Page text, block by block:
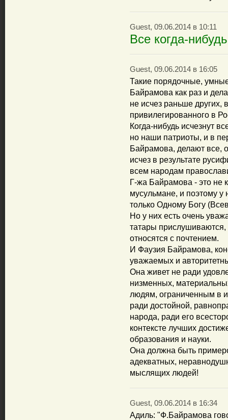
Guest, 09.06.2014 в 10:11
Все когда-
Guest, 09.06.2014 в 16:05
Такие порядочные,
Байрамова как раз и
не исчез раньше других,
привилегированного в
Когда-нибудь исчезнут
но наши патриоты, и в
Байрамова, делают все,
исчез в результате
всем народам
Г-жа Байрамова - это не
мусульмане, и поэтому у
только Одному Богу
Но у них есть очень
татары прислушиваются,
относятся с почтением.
И Фаузия Байрамова,
уважаемых и
Она живет не ради
низменных,
людям, ограниченным в
ради достойной,
народа, ради его
контексте лучших
образования и науки.
Она должна быть
адекватных,
мыслящих людей!
Guest, 09.06.2014 в 16:34
Адиль: "Ф.Байрамова